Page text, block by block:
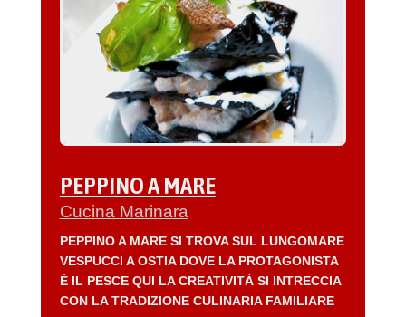
PEPPINO A MARE
Cucina Marinara
PEPPINO A MARE SI TROVA SUL LUNGOMARE
VESPUCCI A OSTIA DOVE LA PROTAGONISTA
È IL PESCE QUI LA CREATIVITÀ SI INTRECCIA
CON LA TRADIZIONE CULINARIA FAMILIARE